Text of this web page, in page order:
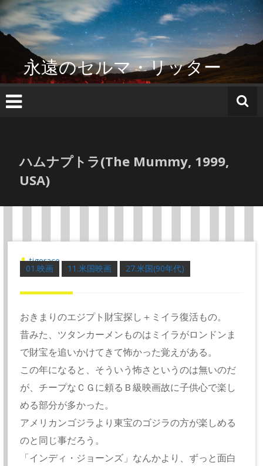
コ
ン
テ
へ
ス
キ
永遠のセルマ・リッター
ハムナプトラ(The Mummy, 1999,
USA)
01.映画 11.米国映画 27.米国(90年代)
tigerace
おきまりのエジプト財宝探し＋ミイラ復活もの。
昔みた、ツタンカーメンものはミイラがロンドンま
で財宝を追いかけてきて怖かった覚えがある。
この年になると、そういう怖さというのは無いのだ
が、チープなＣＧに頼るＢ級映画故に子供心で楽し
める部分が多かった。
アメリカンゴジラより東宝のゴジラの方が楽しめる
のと同じ事だろう。
「インディ・ジョーンズ」なんかより、ずっと面白